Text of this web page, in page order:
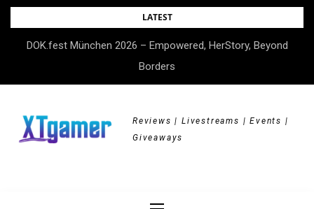
Skip
content
LATEST
DOK.fest München 2026 – Empowered, HerStory, Beyond
Borders
Reviews | Livestreams | Events |
Giveaways